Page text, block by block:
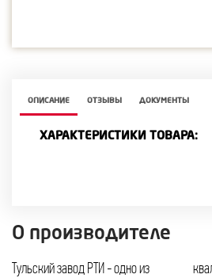
ОПИСАНИЕ ОТЗЫВЫ ДОКУМЕНТЫ
ХАРАКТЕРИСТИКИ ТОВАРА:
О производителе
Тульский завод РТИ - одно из
квалифицированные кадры